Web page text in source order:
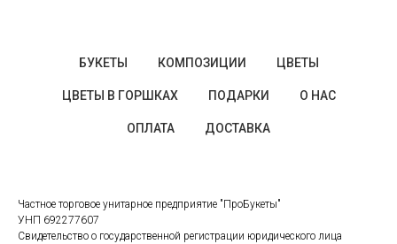
БУКЕТЫ КОМПОЗИЦИИ ЦВЕТЫ
ЦВЕТЫ В ГОРШКАХ ПОДАРКИ О НАС
ОПЛАТА ДОСТАВКА
Частное торговое унитарное предприятие "ПроБукеты"
УНП 692277607
Свидетельство о государственной регистрации юридического лица